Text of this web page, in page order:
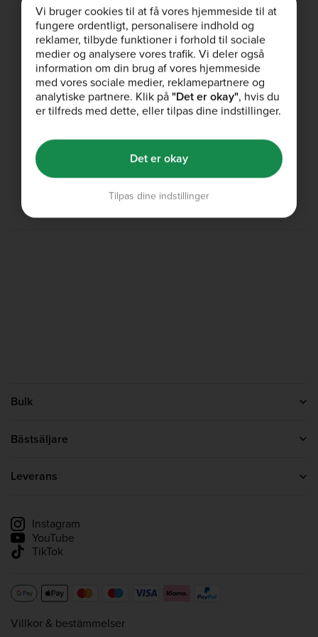
Rekommendera Vän
Ni får båda era vinningar
Dela
Studentrabatt
Ytterligare 10% för studenter
Börja spara
Bulk
Om oss
Bästsäljare
Kreatin
Leverans
Instagram
YouTube
TikTok
Villkor & bestämmelser
Vi bruger cookies til at få vores hjemmeside til at
fungere ordentligt, personalisere indhold og
reklamer, tilbyde funktioner i forhold til sociale
medier og analysere vores trafik. Vi deler også
information om din brug af vores hjemmeside
med vores sociale medier, reklamepartnere og
analytiske partnere. Klik på"Det er okay", hvis du
er tilfreds med dette, eller tilpas dine indstillinger.
Tilpas dine indstillinger
Det er okay